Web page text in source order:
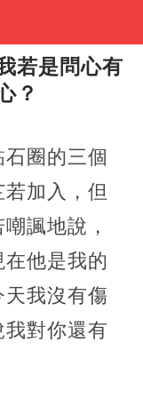
若是問心有
？
圈的三個
加入，但
諷地說，
在他是我的
我沒有傷
對你還有